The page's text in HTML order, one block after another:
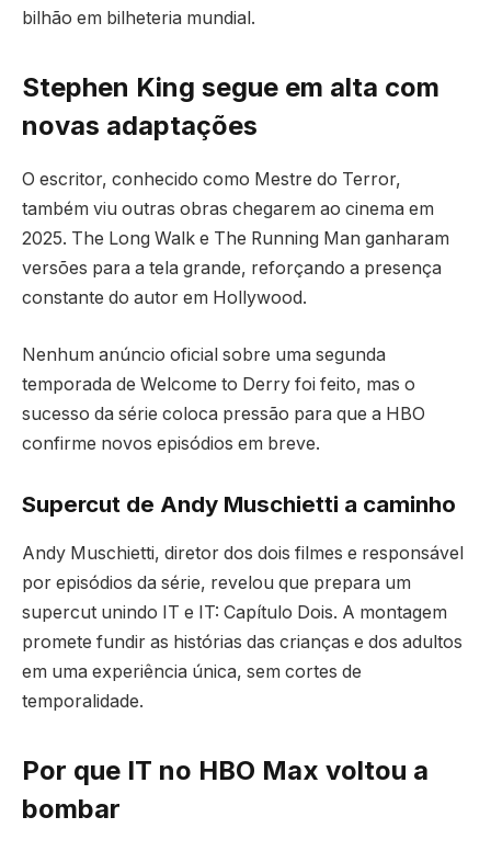
bilhão em bilheteria mundial.
Stephen King segue em alta com
novas adaptações
O escritor, conhecido como Mestre do Terror,
também viu outras obras chegarem ao cinema em
2025. The Long Walk e The Running Man ganharam
versões para a tela grande, reforçando a presença
constante do autor em Hollywood.
Nenhum anúncio oficial sobre uma segunda
temporada de Welcome to Derry foi feito, mas o
sucesso da série coloca pressão para que a HBO
confirme novos episódios em breve.
Supercut de Andy Muschietti a caminho
Andy Muschietti, diretor dos dois filmes e responsável
por episódios da série, revelou que prepara um
supercut unindo IT e IT: Capítulo Dois. A montagem
promete fundir as histórias das crianças e dos adultos
em uma experiência única, sem cortes de
temporalidade.
Por que IT no HBO Max voltou a
bombar